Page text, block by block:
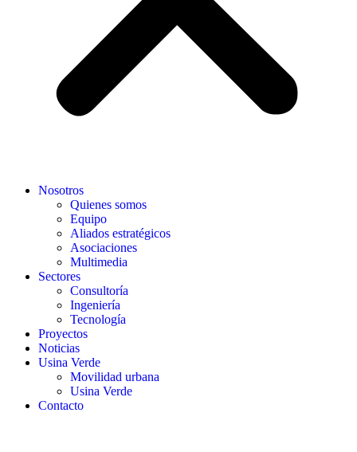
Nosotros
Quienes somos
Equipo
Aliados estratégicos
Asociaciones
Multimedia
Sectores
Consultoría
Ingeniería
Tecnología
Proyectos
Noticias
Usina Verde
Movilidad urbana
Usina Verde
Contacto